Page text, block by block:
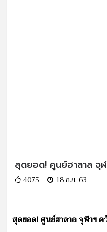
สุดยอด! ศูนย์ฮาลาล จุฬ
4075 18 ก.ย. 63
สุดยอด! ศูนย์ฮาลาล จุฬาฯ ค